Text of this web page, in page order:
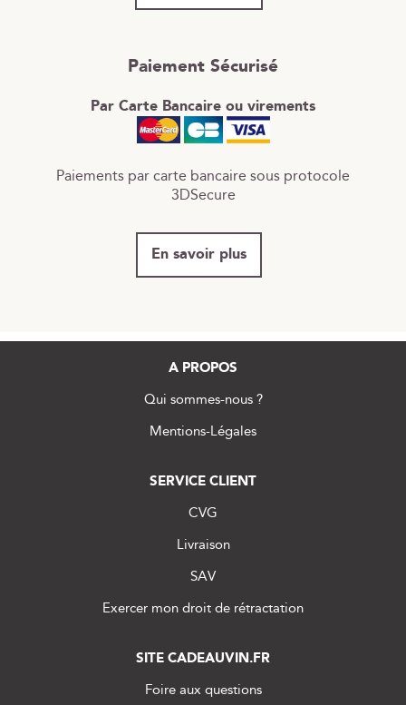
Paiement Sécurisé
Par Carte Bancaire ou virements
Paiements par carte bancaire sous protocole
3DSecure
En savoir plus
A PROPOS
Qui sommes-nous ?
Mentions-Légales
SERVICE CLIENT
CVG
Livraison
SAV
Exercer mon droit de rétractation
SITE CADEAUVIN.FR
Foire aux questions